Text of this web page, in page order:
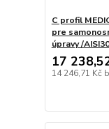
C profil
pre
úpravy /
17
14 246,71 Kč